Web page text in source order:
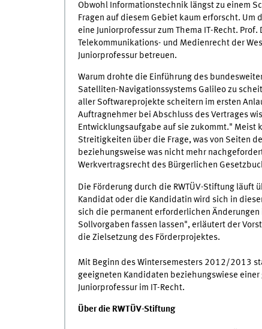
Obwohl Informationstechnik längst zu einem
Fragen auf diesem Gebiet kaum erforscht. Um
eine Juniorprofessur zum Thema IT-Recht.
Telekommunikations- und Medienrecht der
Juniorprofessur betreuen.
Warum drohte die Einführung des
Satelliten-Navigationssystems Galileo zu
aller Softwareprojekte scheitern im ersten
Auftragnehmer bei Abschluss des Vertrages
Entwicklungsaufgabe auf sie zukommt." Meist
Streitigkeiten über die Frage, was von Seiten
beziehungsweise was nicht mehr
Werkvertragsrecht des Bürgerlichen
Die Förderung durch die RWTÜV-Stiftung läuft
Kandidat oder die Kandidatin wird sich in
sich die permanent erforderlichen
Sollvorgaben fassen lassen", erläutert der
die Zielsetzung des Förderprojektes.
Mit Beginn des Wintersemesters 2012/2013
geeigneten Kandidaten beziehungswiese
Juniorprofessur im IT-Recht.
Über die RWTÜV-Stiftung